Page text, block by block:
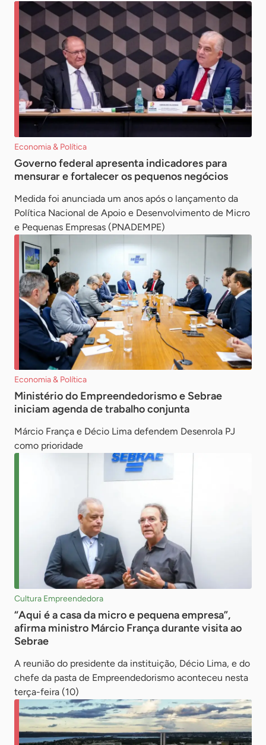
Economia & Política
Governo federal apresenta indicadores para
mensurar e fortalecer os pequenos negócios
Medida foi anunciada um anos após o lançamento da
Política Nacional de Apoio e Desenvolvimento de Micro
e Pequenas Empresas (PNADEMPE)
Economia & Política
Ministério do Empreendedorismo e Sebrae
iniciam agenda de trabalho conjunta
Márcio França e Décio Lima defendem Desenrola PJ
como prioridade
Cultura Empreendedora
“Aqui é a casa da micro e pequena empresa”,
afirma ministro Márcio França durante visita ao
Sebrae
A reunião do presidente da instituição, Décio Lima, e do
chefe da pasta de Empreendedorismo aconteceu nesta
terça-feira (10)